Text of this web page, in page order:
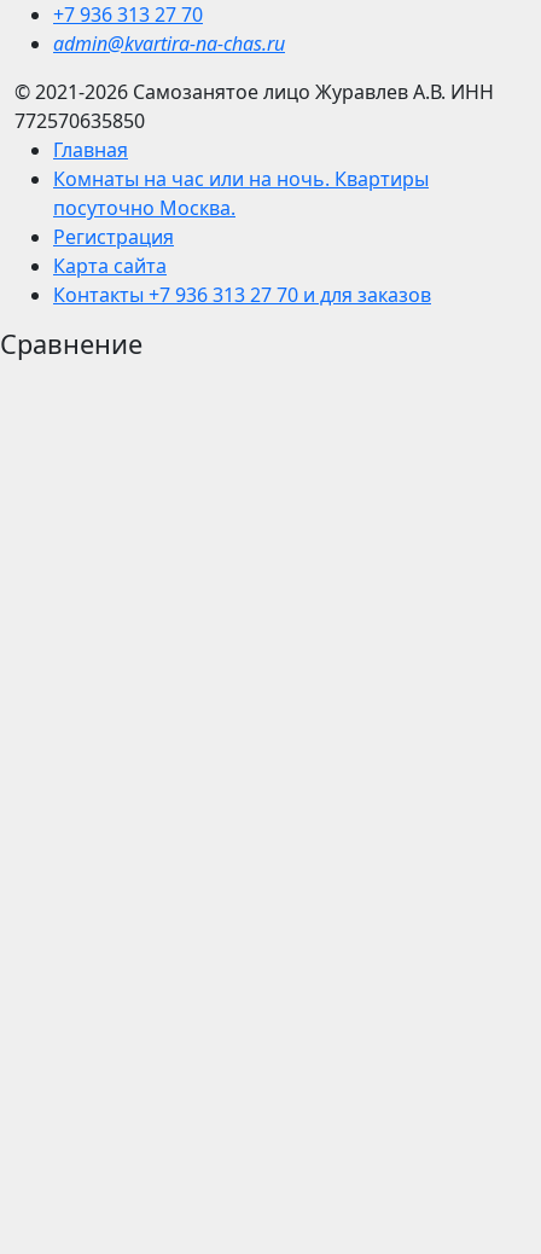
+7 936 313 27 70
admin@kvartira-na-chas.ru
© 2021-2026 Самозанятое лицо Журавлев А.В. ИНН
772570635850
Главная
Комнаты на час или на ночь. Квартиры
посуточно Москва.
Регистрация
Карта сайта
Контакты +7 936 313 27 70 и для заказов
Сравнение